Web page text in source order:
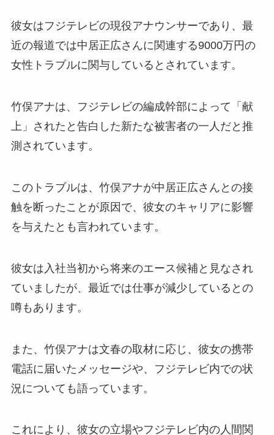
彼女はフジテレビの現役アナウンサーであり、最
近の報道では中居正広さんに関連する9000万円の
女性トラブルに関与しているとされています。
竹俣アナは、フジテレビの編成幹部によって「献
上」されたと告白した新たな被害者の一人だと推
測されています。
このトラブルは、竹俣アナが中居正広さんとの接
触を断ったことが原因で、彼女のキャリアに影響
を与えたとも言われています。
彼女は入社当初から将来のエース候補と見なされ
ていましたが、最近では仕事が減少しているとの
噂もあります。
また、竹俣アナは文春の取材に応じ、彼女の携帯
電話に届いたメッセージや、フジテレビ内での状
況についても語っています。
これにより、彼女の立場やフジテレビ内の人間関